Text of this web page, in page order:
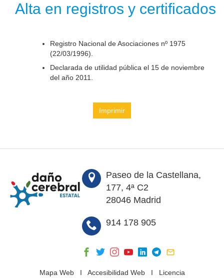
Alta en registros y certificados
Registro Nacional de Asociaciones nº 1975
(22/03/1996).
Declarada de utilidad pública el 15 de noviembre
del año 2011.
Imprimir
Paseo de la Castellana,
177, 4ª C2
28046 Madrid
914 178 905
Mapa WebI Accesibilidad WebI Licencia